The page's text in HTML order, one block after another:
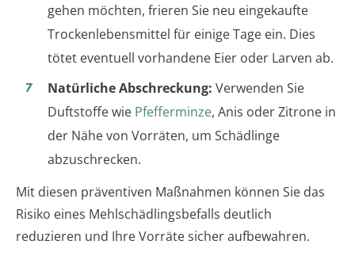
gehen möchten, frieren Sie neu eingekaufte
Trockenlebensmittel für einige Tage ein. Dies
tötet eventuell vorhandene Eier oder Larven ab.
Natürliche Abschreckung: Verwenden Sie
Duftstoffe wie Pfefferminze, Anis oder Zitrone in
der Nähe von Vorräten, um Schädlinge
abzuschrecken.
Mit diesen präventiven Maßnahmen können Sie das
Risiko eines Mehlschädlingsbefalls deutlich
reduzieren und Ihre Vorräte sicher aufbewahren.